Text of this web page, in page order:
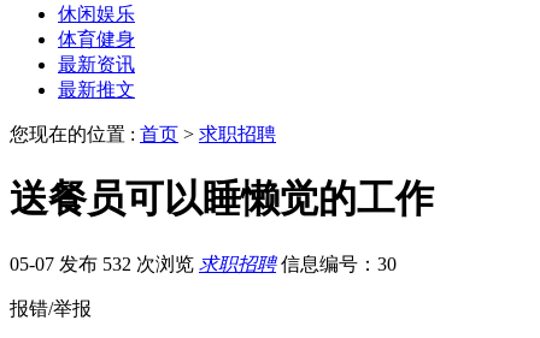
休闲娱乐
体育健身
最新资讯
最新推文
您现在的位置 : 首页 > 求职招聘
送餐员可以睡懒觉的工作
05-07 发布 532 次浏览 求职招聘 信息编号：30
报错/举报